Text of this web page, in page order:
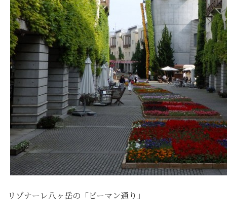
リゾナーレ八ヶ岳の「ピーマン通り」